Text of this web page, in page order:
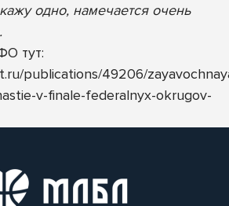
одно, намечается очень
тут:
publications/49206/
v-finale-federalnyx-okrugov-